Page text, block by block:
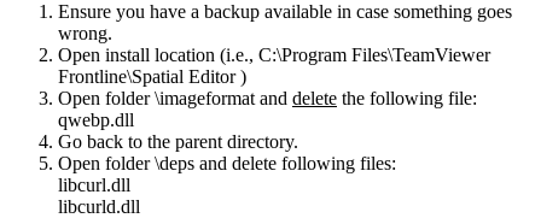
Ensure you have a backup available in case something goes
wrong.
Open install location (i.e., C:\Program Files\TeamViewer
Frontline\Spatial Editor )
Open folder \imageformat and delete the following file:
qwebp.dll
Go back to the parent directory.
Open folder \deps and delete following files:
libcurl.dll
libcurld.dll